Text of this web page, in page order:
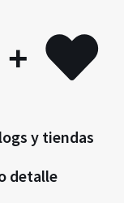
+
y tiendas
detalle